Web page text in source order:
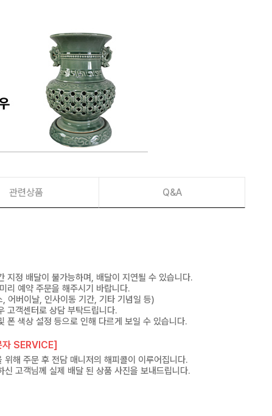
관련상품 Q&A
지정 배달이 불가능하며, 배달이 지연될 수 있습니다.
리 예약 주문을 해주시기 바랍니다.
어버이날, 인사이동 기간, 기타 기념일 등)
고객센터로 상담 부탁드립니다.
폰 색상 설정 등으로 인해 다르게 보일 수 있습니다.
자 SERVICE]
위해 주문 후 전담 매니저의 해피콜이 이루어집니다.
신 고객님께 실제 배달 된 상품 사진을 보내드립니다.